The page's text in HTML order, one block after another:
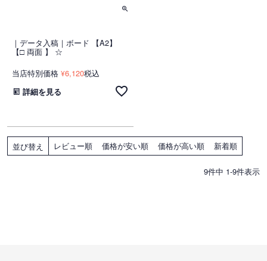
｜データ入稿｜ボード 【A2】
【□ 両面 】 ☆
当店特別価格 ¥6,120税込
詳細を見る
並び替え レビュー順 価格が安い順 価格が高い順 新着順
9件中 1-9件表示